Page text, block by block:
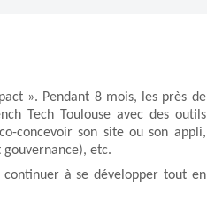
». Pendant 8 mois, les près de
Tech Toulouse avec des outils
concevoir son site ou son appli,
gouvernance), etc.
à se développer tout en